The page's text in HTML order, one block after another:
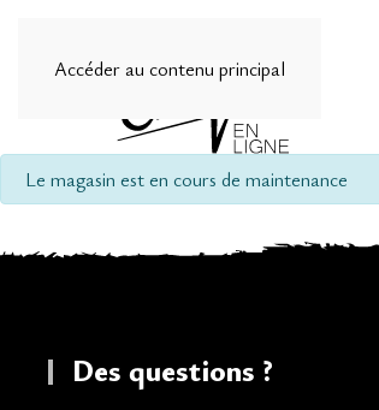
Accéder au contenu principal
info
Le magasin est en cours de maintenance
Des questions ?